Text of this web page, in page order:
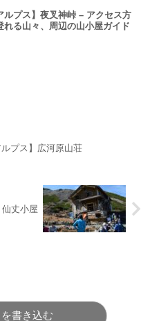
ルプス】夜叉神峠 – アクセス方
れる山々、周辺の山小屋ガイド
ルプス】広河原山荘
仙丈小屋
書き込む